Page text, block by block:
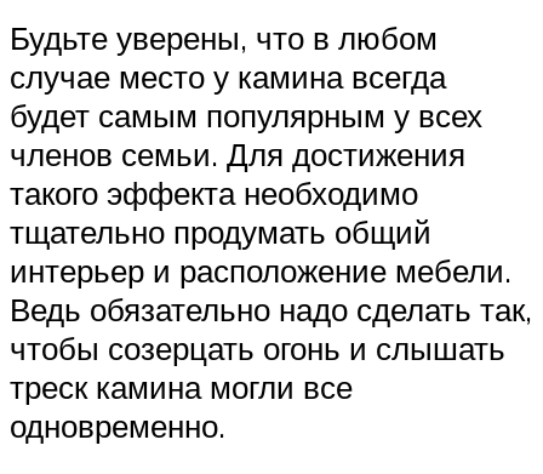
Будьте уверены, что в любом
случае место у камина всегда
будет самым популярным у всех
членов семьи. Для достижения
такого эффекта необходимо
тщательно продумать общий
интерьер и расположение мебели.
Ведь обязательно надо сделать так,
чтобы созерцать огонь и слышать
треск камина могли все
одновременно.